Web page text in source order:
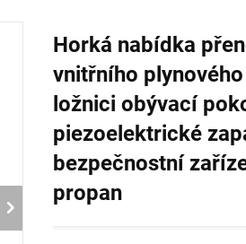
Horká nabídka
vnitřního
ložnici obývací
piezoelektrické
bezpečnostní
propan